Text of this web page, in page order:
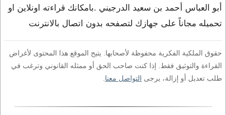
أبو العباس أحمد بن سعيد الدرجيني .بامكانك قراءته اونلاين او
تحميله مجاناً على جهازك لتصفحه بدون اتصال بالانترنت
حقوق الملكية الفكرية محفوظة لأصحابها. يتيح الموقع هذا المحتوى لأغراض
القراءة والتوثيق فقط. إذا كنت صاحب الحق أو ممثله القانوني وترغب في
طلب تعديل أو إزالة، يرجى التواصل معنا